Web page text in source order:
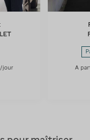
/jour A